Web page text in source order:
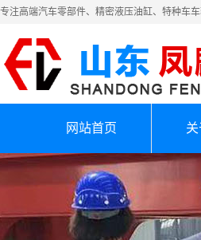
专注高端汽车零部件、精密液压油缸、特种车
网站首页 关